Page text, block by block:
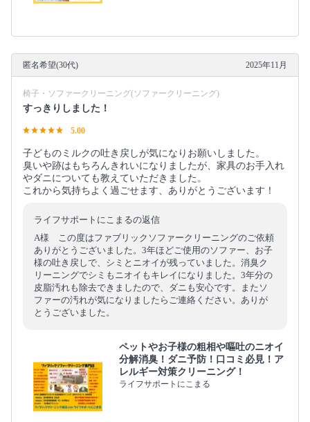
匿名希望(30代) 2025年11月
椅子・ソファークリーニング(ソファークリーニング)
すっきりしました！
5.00
子どものミルクの吐き戻しが気になりお願いしました。
臭いや跡はもちろんきれいになりましたが、家具のお手入れ
やダニについても教えていただきました。
これから気持ちよく過ごせます、ありがとうございます！
ライフサポートにこまるの返信
A様 この度はファブリックソファークリーニングのご依頼
ありがとうございました。3年ほどご使用のソファー、お子
様の吐き戻しで、シミとニオイが残っていました。消臭ク
リーニングでシミもニオイもキレイになりました。3年分の
皮脂汚れも除去できましたので、ダニも安心です。またソ
ファーの汚れが気になりましたらご連絡ください。ありが
とうございました。
ペットやお子様の粗相や嘔吐のニオイ
分解消臭！ダニ予防！口コミ必見！ア
レルギー対策クリーニング！
ライフサポートにこまる